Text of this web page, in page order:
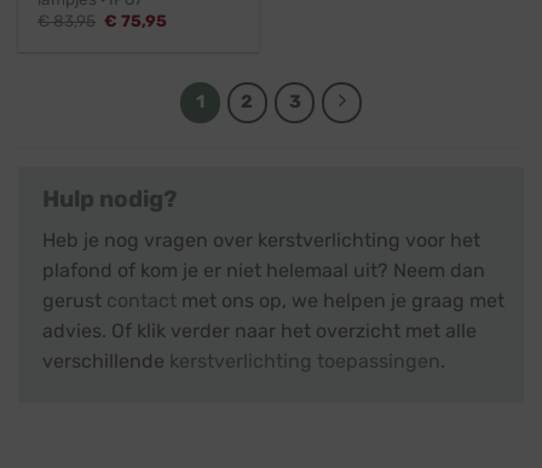
€83,95 Oorspronkelijke
€ 75,95
1 2 3
Hulp nodig?
Heb je nog vragen over kerstverlichting voor het
plafond of kom je er niet helemaal uit? Neem dan
gerust contact met ons op, we helpen je graag met
advies. Of klik verder naar het overzicht met alle
verschillende kerstverlichting toepassingen.